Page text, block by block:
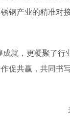
钢产业的精准对
就，更凝聚了行
促共赢，共同书
来